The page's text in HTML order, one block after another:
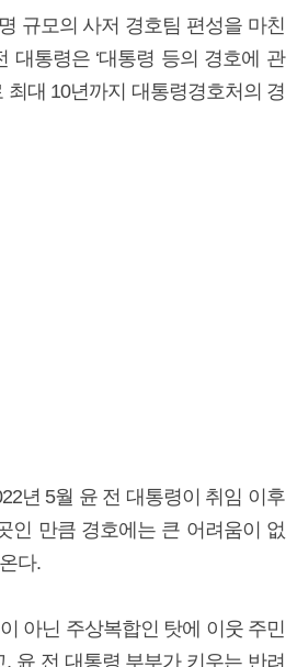
규모의 사저 경호팀 편성을 마친
대통령은 ‘대통령 등의 경호에 관
최대 10년까지 대통령경호처의 경
년 5월 윤 전 대통령이 취임 이후
인 만큼 경호에는 큰 어려움이 없
다.
아닌 주상복합인 탓에 이웃 주민
윤 전 대통령 부부가 키우는 반려